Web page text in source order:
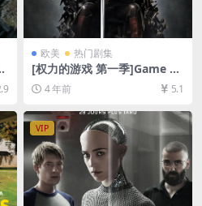
欧美 热门剧集
[权力的游戏 第一季]Game of
Thrones Season 1 (2011)[百
度网盘+迅雷云盘+阿里云盘资
源1080P超清未删减][MP4/31
GB][中英字幕]
4 年前 5.1
VIP